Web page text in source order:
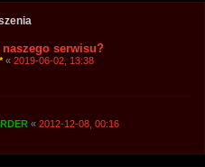
serwisu?
« 2019-06-02, 13:38
« 2012-12-08, 00:16